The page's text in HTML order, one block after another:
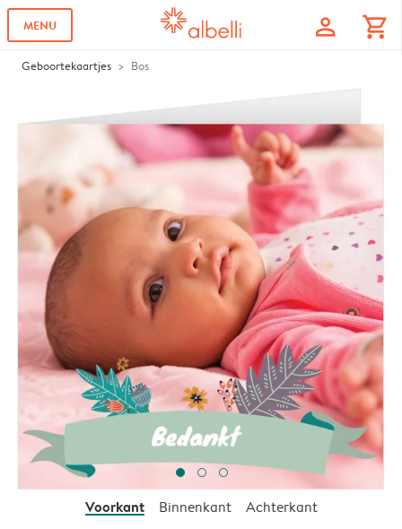
MENU profile shopping_cart
Geboortekaartjes Bos
Voorkant Binnenkant Achterkant